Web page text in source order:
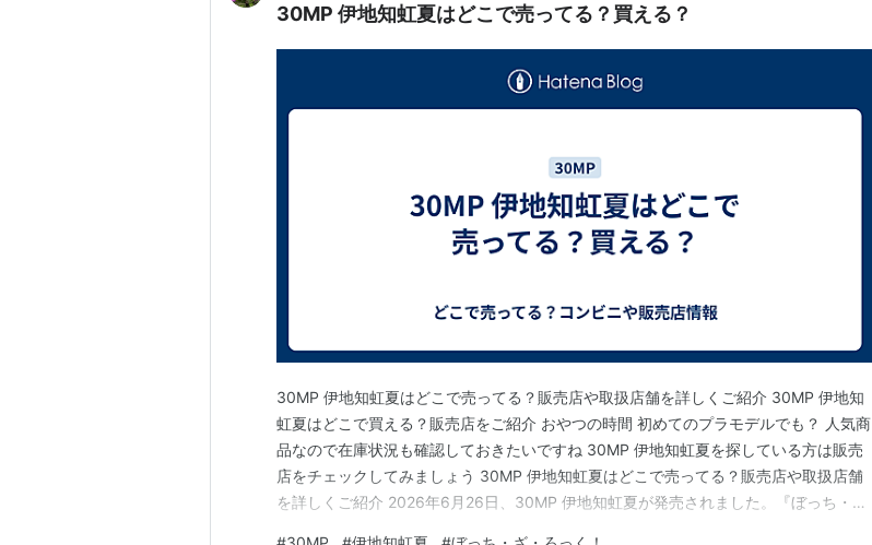
30MP 伊地知虹夏はどこで売ってる？買える？
30MP 伊地知虹夏はどこで売ってる？販売店や取扱店舗を詳しくご紹介 30MP 伊地知
虹夏はどこで買える？販売店をご紹介 おやつの時間 初めてのプラモデルでも？ 人気商
品なので在庫状況も確認しておきたいですね 30MP 伊地知虹夏を探している方は販売
店をチェックしてみましょう 30MP 伊地知虹夏はどこで売ってる？販売店や取扱店舗
を詳しくご紹介 2026年6月26日、30MP 伊地知虹夏が発売されました。『ぼっち・